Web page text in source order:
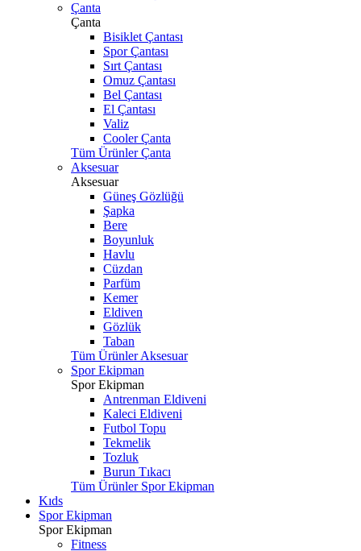
Çanta
Çanta
Bisiklet Çantası
Spor Çantası
Sırt Çantası
Omuz Çantası
Bel Çantası
El Çantası
Valiz
Cooler Çanta
Tüm Ürünler Çanta
Aksesuar
Aksesuar
Güneş Gözlüğü
Şapka
Bere
Boyunluk
Havlu
Cüzdan
Parfüm
Kemer
Eldiven
Gözlük
Taban
Tüm Ürünler Aksesuar
Spor Ekipman
Spor Ekipman
Antrenman Eldiveni
Kaleci Eldiveni
Futbol Topu
Tekmelik
Tozluk
Burun Tıkacı
Tüm Ürünler Spor Ekipman
Kıds
Spor Ekipman
Spor Ekipman
Fitness